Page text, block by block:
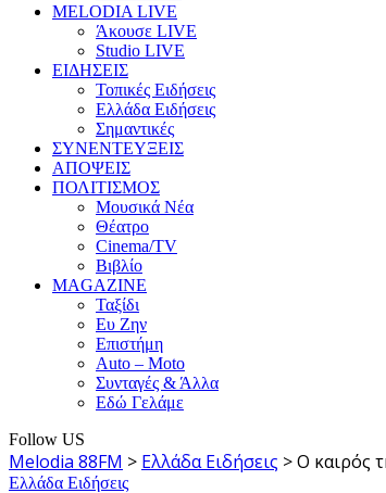
MELODIA LIVE
Άκουσε LIVE
Studio LIVE
ΕΙΔΗΣΕΙΣ
Τοπικές Ειδήσεις
Ελλάδα Ειδήσεις
Σημαντικές
ΣΥΝΕΝΤΕΥΞΕΙΣ
ΑΠΟΨΕΙΣ
ΠΟΛΙΤΙΣΜΟΣ
Μουσικά Νέα
Θέατρο
Cinema/TV
Βιβλίο
MAGAZINE
Ταξίδι
Ευ Ζην
Επιστήμη
Auto – Moto
Συνταγές & Άλλα
Εδώ Γελάμε
Follow US
Melodia 88FM > Ελλάδα Ειδήσεις >Ο καιρός
Ελλάδα Ειδήσεις